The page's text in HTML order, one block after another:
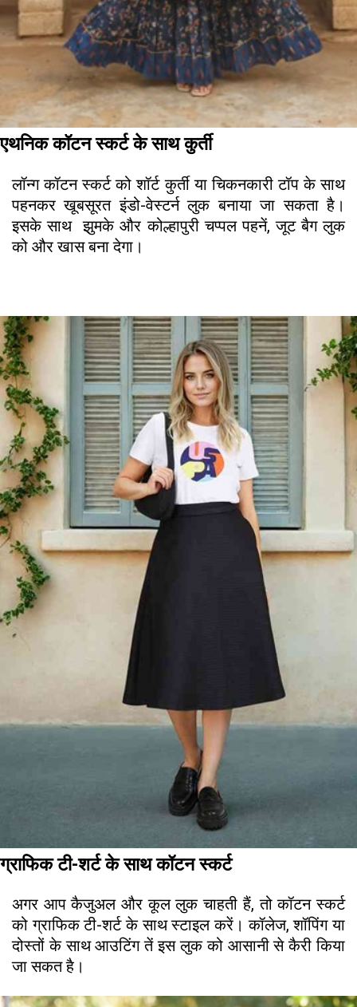
एथनिक कॉटन स्कर्ट के साथ कुर्ती
लॉन्ग कॉटन स्कर्ट को शॉर्ट कुर्ती या चिकनकारी टॉप के साथ
पहनकर खूबसूरत इंडो-वेस्टर्न लुक बनाया जा सकता है।
इसके साथ झुमके और कोल्हापुरी चप्पल पहनें, जूट बैग लुक
को और खास बना देगा।
ग्राफिक टी-शर्ट के साथ कॉटन स्कर्ट
अगर आप कैजुअल और कूल लुक चाहती हैं, तो कॉटन स्कर्ट
को ग्राफिक टी-शर्ट के साथ स्टाइल करें। कॉलेज, शॉपिंग या
दोस्तों के साथ आउटिंग तें इस लुक को आसानी से कैरी किया
जा सकत है।